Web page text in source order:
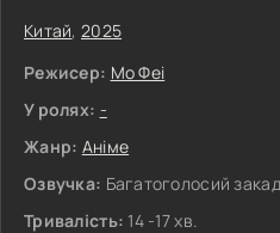
Китай, 2025
Режисер: Мо Феі
У ролях: -
Жанр: Аніме
Озвучка: Багатоголосий
Тривалість: 14 -17 хв.